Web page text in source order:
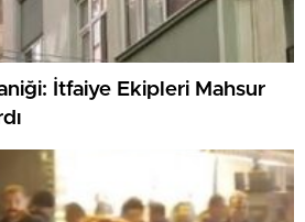
İtfaiye Ekipleri Mahsur